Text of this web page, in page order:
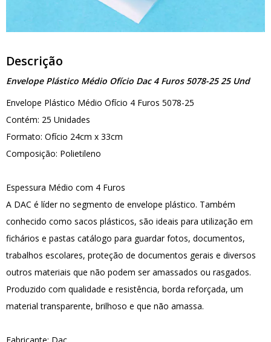
Descrição
Envelope Plástico Médio Ofício Dac 4 Furos 5078-25 25 Und
Envelope Plástico Médio Ofício 4 Furos 5078-25
Contém: 25 Unidades
Formato: Ofício 24cm x 33cm
Composição: Polietileno
Espessura Médio com 4 Furos
A DAC é líder no segmento de envelope plástico. Também
conhecido como sacos plásticos, são ideais para utilização em
fichários e pastas catálogo para guardar fotos, documentos,
trabalhos escolares, proteção de documentos gerais e diversos
outros materiais que não podem ser amassados ou rasgados.
Produzido com qualidade e resistência, borda reforçada, um
material transparente, brilhoso e que não amassa.
Fabricante: Dac